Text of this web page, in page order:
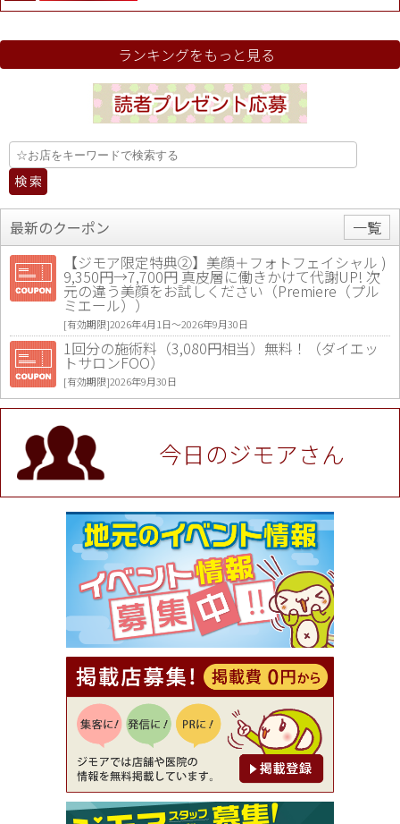
ランキングをもっと見る
最新のクーポン
一覧
【ジモア限定特典②】美顔＋フォトフェイシャル )
9,350円→7,700円 真皮層に働きかけて代謝UP! 次
元の違う美顔をお試しください（Premiere（プル
ミエール））
[有効期限]2026年4月1日〜2026年9月30日
1回分の施術料（3,080円相当）無料！（ダイエッ
トサロンFOO）
[有効期限]2026年9月30日
値段提示後「ジモア見た」で更に買い取り金額 U
P！※チケットと新品商品は除く（大黒屋 高田馬場
駅前店）
[有効期限]2026年9月30日
★ジモア限定特典★ お会計より全品5％OFF（ナチ
ュラル＆ハンドメイドショップ［マキマキ］）
[有効期限]2026年9月30日まで
【ジモア限定①】初回割引 特価 VIO脱毛11,000円
⇒8,800円（メンズ専門ワックス脱毛サロン Mickle
（ミックル））
[有効期限]2026年9月30日
【ジモア読者特典2】コース 3,500円→3,000円（料
理5品+2時間飲み放題）（創作イタリアン Pia Cu
ore（ピアクオーレ））
[有効期限]2026年9月30日
【ジモア読者特典1】料理全品20％OFF ※18時以
降（創作イタリアン Pia Cuore（ピアクオーレ））
[有効期限]2026年9月30日
【ジモア限定②】初回割引 特価 鼻毛脱毛 半額 2,2
00円⇒1,100円（メンズ専門ワックス脱毛サロン Mi
ckle（ミックル））
[有効期限]2026年9月30日
今日のジモアさん